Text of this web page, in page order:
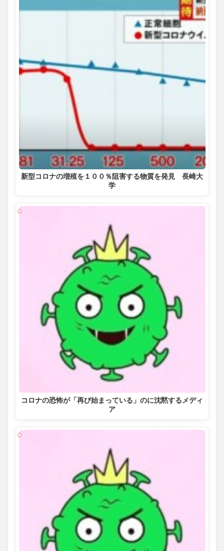
新型コロナの増殖を１００％阻害する物質を発見 長崎大
学
コロナの恐怖が「再び始まっている」のに沈黙するメディ
ア